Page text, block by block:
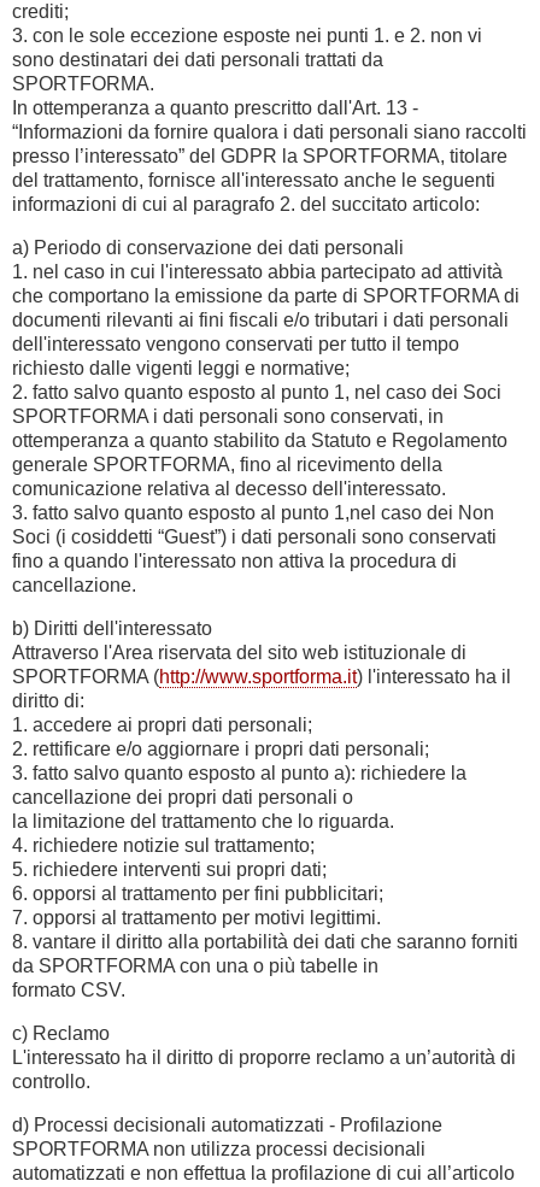
crediti;
3. con le sole eccezione esposte nei punti 1. e 2. non vi
sono destinatari dei dati personali trattati da
SPORTFORMA.
In ottemperanza a quanto prescritto dall'Art. 13 -
“Informazioni da fornire qualora i dati personali siano raccolti
presso l’interessato” del GDPR la SPORTFORMA, titolare
del trattamento, fornisce all'interessato anche le seguenti
informazioni di cui al paragrafo 2. del succitato articolo:
a) Periodo di conservazione dei dati personali
1. nel caso in cui l'interessato abbia partecipato ad attività
che comportano la emissione da parte di SPORTFORMA di
documenti rilevanti ai fini fiscali e/o tributari i dati personali
dell'interessato vengono conservati per tutto il tempo
richiesto dalle vigenti leggi e normative;
2. fatto salvo quanto esposto al punto 1, nel caso dei Soci
SPORTFORMA i dati personali sono conservati, in
ottemperanza a quanto stabilito da Statuto e Regolamento
generale SPORTFORMA, fino al ricevimento della
comunicazione relativa al decesso dell'interessato.
3. fatto salvo quanto esposto al punto 1,nel caso dei Non
Soci (i cosiddetti “Guest”) i dati personali sono conservati
fino a quando l'interessato non attiva la procedura di
cancellazione.
b) Diritti dell'interessato
Attraverso l'Area riservata del sito web istituzionale di
SPORTFORMA (http://www.sportforma.it) l'interessato ha il
diritto di:
1. accedere ai propri dati personali;
2. rettificare e/o aggiornare i propri dati personali;
3. fatto salvo quanto esposto al punto a): richiedere la
cancellazione dei propri dati personali o
la limitazione del trattamento che lo riguarda.
4. richiedere notizie sul trattamento;
5. richiedere interventi sui propri dati;
6. opporsi al trattamento per fini pubblicitari;
7. opporsi al trattamento per motivi legittimi.
8. vantare il diritto alla portabilità dei dati che saranno forniti
da SPORTFORMA con una o più tabelle in
formato CSV.
c) Reclamo
L'interessato ha il diritto di proporre reclamo a un’autorità di
controllo.
d) Processi decisionali automatizzati - Profilazione
SPORTFORMA non utilizza processi decisionali
automatizzati e non effettua la profilazione di cui all’articolo